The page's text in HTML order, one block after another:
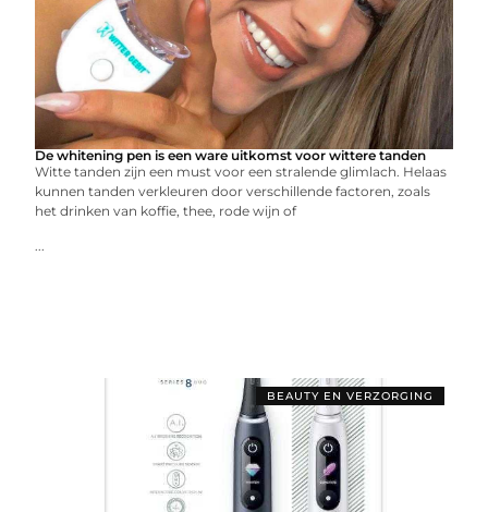
De whitening pen is een ware uitkomst voor wittere tanden
Witte tanden zijn een must voor een stralende glimlach. Helaas
kunnen tanden verkleuren door verschillende factoren, zoals
het drinken van koffie, thee, rode wijn of
...
BEAUTY EN VERZORGING